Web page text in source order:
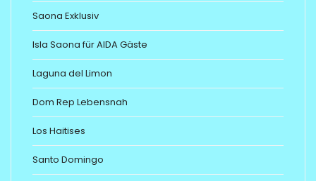
Saona Exklusiv
Isla Saona für AIDA Gäste
Laguna del Limon
Dom Rep Lebensnah
Los Haitises
Santo Domingo